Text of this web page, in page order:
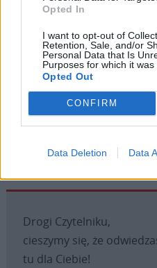
Opted In
I want to opt-out of
Retention, Sale, and/or
Personal Data that Is
Purposes for which it was
Opted Out
CONFIRM
Data Deletion Data
migrantów, przyznając, że
spotykając ich twarzą w
Odessy, które mieszkało u
migracji z Ukrainy. W
wspomniał o wszystkich,
Drogi Czytelniku,
cieszymy się, że
tu dla Ciebie!